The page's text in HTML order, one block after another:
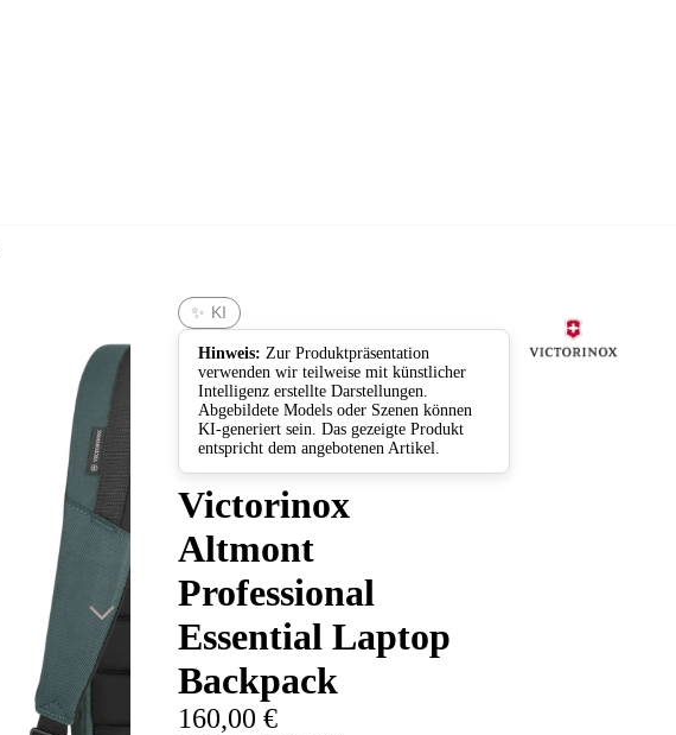
✨ KI
Hinweis: Zur Produktpräsentation
verwenden wir teilweise mit künstlicher
Intelligenz erstellte Darstellungen.
Abgebildete Models oder Szenen können
KI-generiert sein. Das gezeigte Produkt
entspricht dem angebotenen Artikel.
Victorinox
Altmont
Professional
Essential Laptop
Backpack
160,00 €